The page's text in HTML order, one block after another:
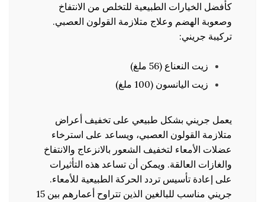
كأفضل الخيارات الطبيعية للتخلص من الانتفاخ
وصعوبة الهضم وعلاج متلازمة القولون العصبي.
تركيبة جريني:
زيت النعناع (56 ملغ)
زيت اليانسون (100 ملغ)
يعمل جريني بشكل طبيعي على تخفيف أعراض
متلازمة القولون العصبي، ويساعد على استرخاء
عضلات الأمعاء لتخفيف الشعور بالانزعاج والانتفاخ
والغازات العالقة. ويمكن أن تساعد هذه التأثيرات
على إعادة تأسيس تردد الحركة الطبيعية للأمعاء.
جريني مناسب للبالغين الذين تتراوح أعمارهم بين 15